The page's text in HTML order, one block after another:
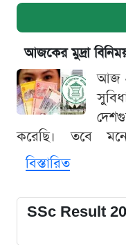
আজকের মুদ্রা
আজ
করেছি। তবে
বিস্তারিত
SSc Result 2026